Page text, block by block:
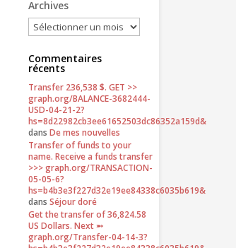
Archives
Commentaires
récents
Transfer 236,538 $. GET >>
graph.org/BALANCE-3682444-
USD-04-21-2?
hs=8d22982cb3ee61652503dc86352a159d&
dans De mes nouvelles
Transfer of funds to your
name. Receive a funds transfer
>>> graph.org/TRANSACTION-
05-05-6?
hs=b4b3e3f227d32e19ee84338c6035b619&
dans Séjour doré
Get the transfer of 36,824.58
US Dollars. Next ➵
graph.org/Transfer-04-14-3?